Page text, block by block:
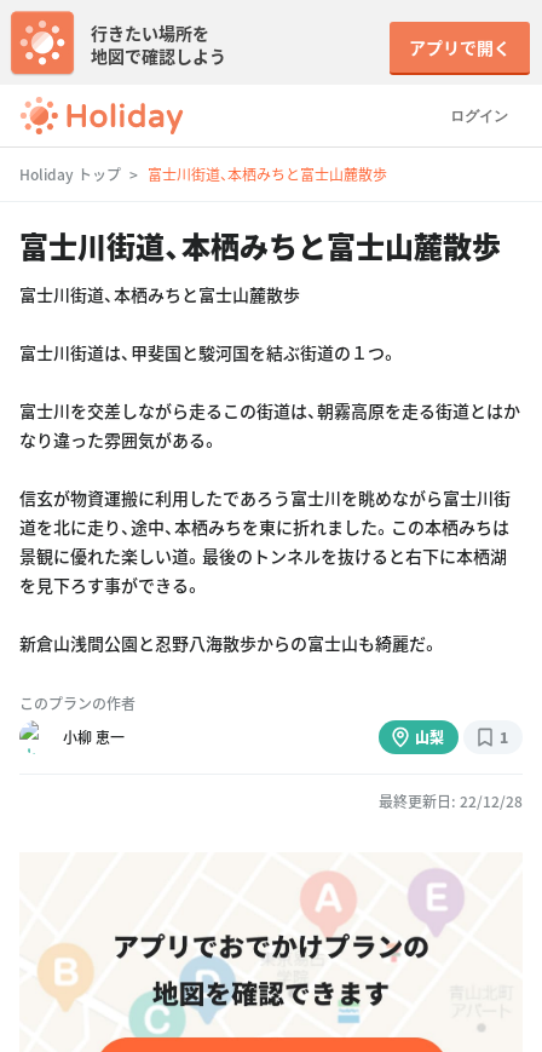
ログイン
行きたい場所を
地図で確認しよう
アプリで開く
Holiday トップ 富士川街道、本栖みちと富士山麓散歩
富士川街道、本栖みちと富士山麓散歩
富士川街道、本栖みちと富士山麓散歩
富士川街道は、甲斐国と駿河国を結ぶ街道の１つ。
富士川を交差しながら走るこの街道は、朝霧高原を走る街道とはか
なり違った雰囲気がある。
信玄が物資運搬に利用したであろう富士川を眺めながら富士川街
道を北に走り、途中、本栖みちを東に折れました。この本栖みちは
景観に優れた楽しい道。最後のトンネルを抜けると右下に本栖湖
を見下ろす事ができる。
新倉山浅間公園と忍野八海散歩からの富士山も綺麗だ。
このプランの作者
小柳 恵一
山梨 1
最終更新日: 22/12/28